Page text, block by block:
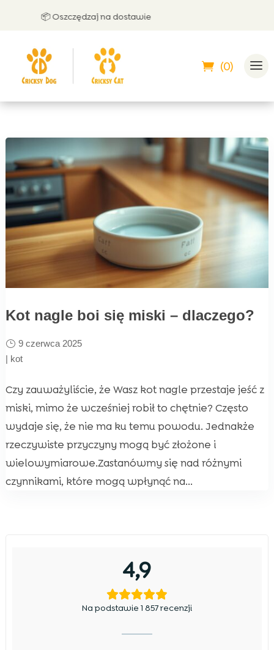
📦 Oszczędzaj na dostawie
(0)
Kot nagle boi się miski – dlaczego?
9 czerwca 2025
| kot
Czy zauważyliście, że Wasz kot nagle przestaje jeść z
miski, mimo że wcześniej robił to chętnie? Często
wydaje się, że nie ma ku temu powodu. Jednakże
rzeczywiste przyczyny mogą być złożone i
wielowymiarowe.Zastanówmy się nad różnymi
czynnikami, które mogą wpłynąć na...
4,9
Na podstawie 1 857 recenzji